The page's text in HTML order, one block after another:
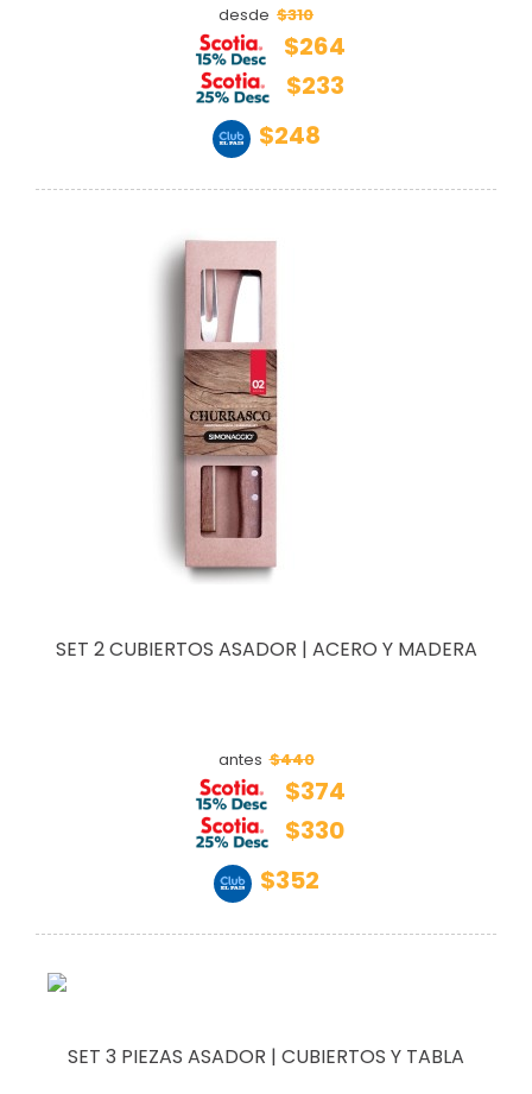
desde $310
$264
$233
$248
SET 2 CUBIERTOS ASADOR | ACERO Y MADERA
antes $440
$374
$330
$352
SET 3 PIEZAS ASADOR | CUBIERTOS Y TABLA